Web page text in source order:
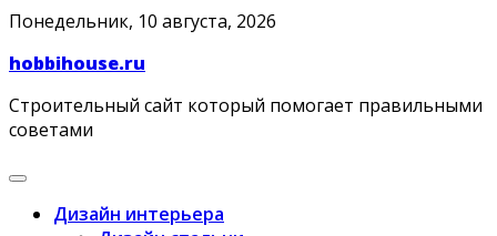
Skip
content
Понедельник, 10 августа, 2026
hobbihouse.ru
Строительный сайт который помогает правильными
советами
Дизайн интерьера